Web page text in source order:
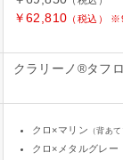
￥62,810 （税込）
クラリーノ®タフ
クロ×マリン （背あ
クロ×メタルグレー